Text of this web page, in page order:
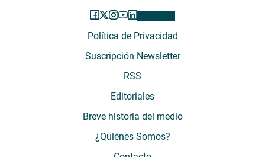
Política de Privacidad
Suscripción Newsletter
RSS
Editoriales
Breve historia del medio
¿Quiénes Somos?